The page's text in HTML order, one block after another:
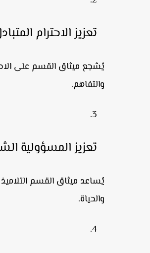
تعزيز الاحترام
يُشجع ميثاق القسم على
والتفاهم.
تعزيز المسؤولية
يُساعد ميثاق القسم
والحياة.